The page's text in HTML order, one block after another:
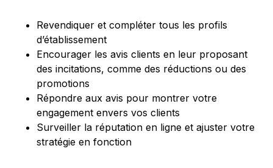
Revendiquer et compléter tous les profils
d’établissement
Encourager les avis clients en leur proposant
des incitations, comme des réductions ou des
promotions
Répondre aux avis pour montrer votre
engagement envers vos clients
Surveiller la réputation en ligne et ajuster votre
stratégie en fonction